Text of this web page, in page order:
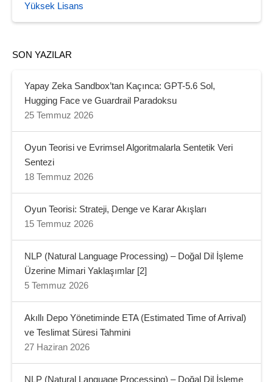
Yüksek Lisans
SON YAZILAR
Yapay Zeka Sandbox’tan Kaçınca: GPT-5.6 Sol,
Hugging Face ve Guardrail Paradoksu
25 Temmuz 2026
Oyun Teorisi ve Evrimsel Algoritmalarla Sentetik Veri
Sentezi
18 Temmuz 2026
Oyun Teorisi: Strateji, Denge ve Karar Akışları
15 Temmuz 2026
NLP (Natural Language Processing) – Doğal Dil İşleme
Üzerine Mimari Yaklaşımlar [2]
5 Temmuz 2026
Akıllı Depo Yönetiminde ETA (Estimated Time of Arrival)
ve Teslimat Süresi Tahmini
27 Haziran 2026
NLP (Natural Language Processing) – Doğal Dil İşleme